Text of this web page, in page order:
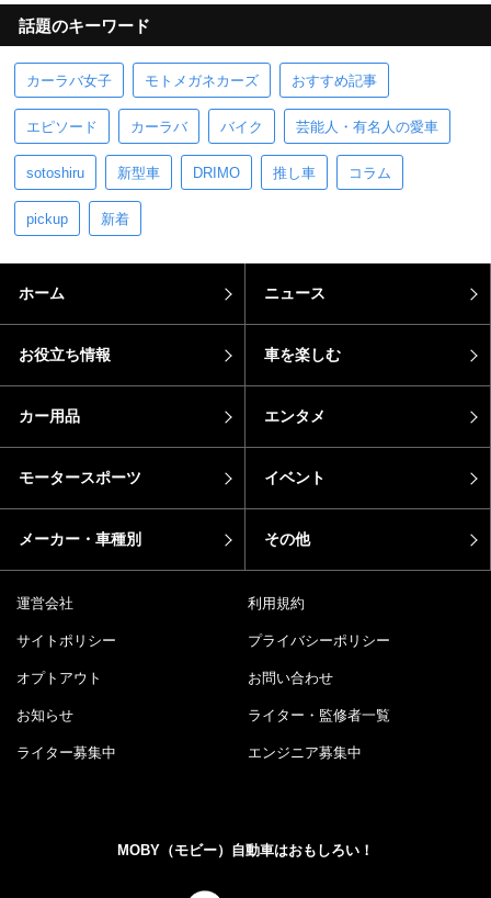
話題のキーワード
カーラバ女子 モトメガネカーズ おすすめ記事
エピソード カーラバ バイク 芸能人・有名人の愛車
sotoshiru 新型車 DRIMO 推し車 コラム
pickup 新着
ホーム ニュース
お役立ち情報 車を楽しむ
カー用品 エンタメ
モータースポーツ イベント
メーカー・車種別 その他
運営会社 利用規約
サイトポリシー プライバシーポリシー
オプトアウト お問い合わせ
お知らせ ライター・監修者一覧
ライター募集中 エンジニア募集中
MOBY（モビー）自動車はおもしろい！